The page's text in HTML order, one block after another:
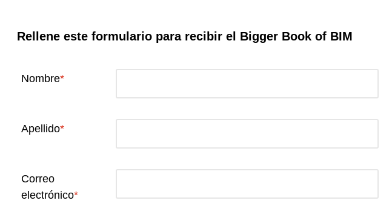
Rellene este formulario para recibir el Bigger Book of BIM
Nombre
Apellido
Correo
electrónico